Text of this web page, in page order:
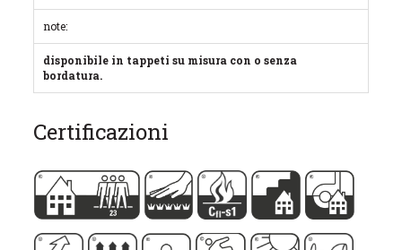
note:
disponibile in tappeti su misura con o senza
bordatura.
Certificazioni